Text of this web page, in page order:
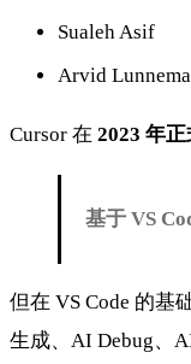
Sualeh Asif
Arvid
Cursor 在 2023 年
基于 VS
但在 VS Code 的基
生成、AI Debug、